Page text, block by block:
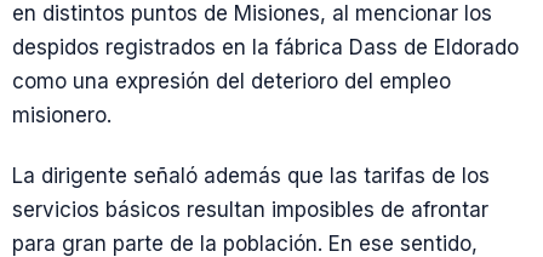
en distintos puntos de Misiones, al mencionar los
despidos registrados en la fábrica Dass de Eldorado
como una expresión del deterioro del empleo
misionero.
La dirigente señaló además que las tarifas de los
servicios básicos resultan imposibles de afrontar
para gran parte de la población. En ese sentido,